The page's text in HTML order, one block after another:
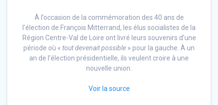
À l’occasion de la commémoration des 40 ans de
l’élection de François Mitterrand, les élus socialistes de la
Région Centre-Val de Loire ont livré leurs souvenirs d’une
période où « tout devenait possible » pour la gauche. À un
an de l’élection présidentielle, ils veulent croire à une
nouvelle union.
Voir la source